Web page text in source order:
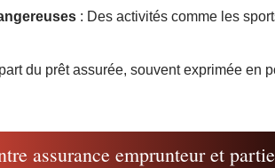
: Des activités comme les
du prêt assurée, souvent exprimée en
assurance emprunteur et